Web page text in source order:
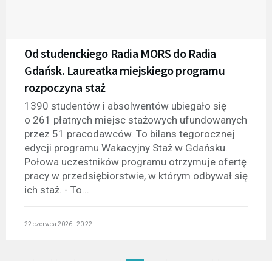
Od studenckiego Radia MORS do Radia
Gdańsk. Laureatka miejskiego programu
rozpoczyna staż
1390 studentów i absolwentów ubiegało się
o 261 płatnych miejsc stażowych ufundowanych
przez 51 pracodawców. To bilans tegorocznej
edycji programu Wakacyjny Staż w Gdańsku.
Połowa uczestników programu otrzymuje ofertę
pracy w przedsiębiorstwie, w którym odbywał się
ich staż. - To...
22 czerwca 2026 - 20:22